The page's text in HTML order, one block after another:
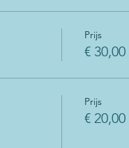
Prijs
€ 30,00
Prijs
€ 20,00